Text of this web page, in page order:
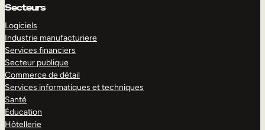
Secteurs
Logiciels
Industrie manufacturiere
Services financiers
Secteur publique
Commerce de détail
Services informatiques et techniques
Santé
Éducation
Hôtellerie